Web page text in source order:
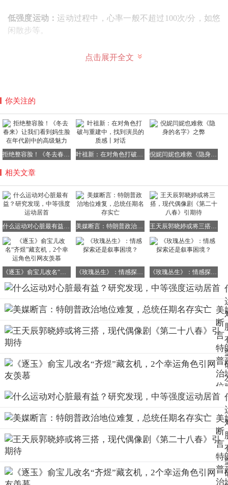
低强度运动：运动过程中，心率一般不超过100次/分，如悠
闲散步等。
高强度运动：运动时心率超过140次/分，如快速跑步、高速
骑自行车、快节奏健身操、快速爬山、登楼梯、网球单打
等。
此外，还有一个简单的判断方法：
气，但仍能正常说话，只是无法唱歌，那么此时的运动强度
即为中等；
如果运动时你说几句话就需要停下来喘气，那么说明此时的
运动强度较大。
02
维护心脏健康的其他良好习惯
要让心脏持续、有力地为全身输送血液，就必须了解并满足
它的需求。以下六个好习惯，有助于维护心脏健康。
1. 均衡饮食，控制盐分摄入
增加蔬果和全谷物的摄入。 每天至少保证摄入1斤蔬菜和半
斤水果；在大米和白面中适量加入荞麦、红豆等杂粮，或用
薯类、玉米替代部分主食。
确保蛋白质摄入充足。相对多吃鱼类、鸡肉等白肉，减少猪
肉等红肉的摄入；适量增加蛋奶和豆制品的摄入量。
点击展开全文
你关注的
拒绝整容脸！《冬去春来》让我们看到妈生脸在年代剧中的高级魅力 叶祖新：在对角色打破与重建中，找到演员的质感丨对话 倪妮闫妮也难救《隐身的名字》之弊
相关文章
什么运动对心脏最有益？研究发现，中等强度运动居首 美媒断言：特朗普政治地位难复，总统任期名存实亡 王天辰郭晓婷或将三搭，现代偶像剧《第二十八春》引期待
《逐玉》俞宝儿改名“齐煜”藏玄机，2个幸运角色引网友羡慕 《玫瑰丛生》：情感探索还是叙事困境？ 《玫瑰丛生》：情感探索还是叙事困境？
美
断
言
特
普
治
位
复
总
任
名
实
美
断
言
特
普
治